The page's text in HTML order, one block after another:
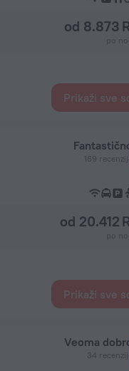
od 8.873
Prikaži sve
169
od 20.412
Prikaži sve
Veoma
34